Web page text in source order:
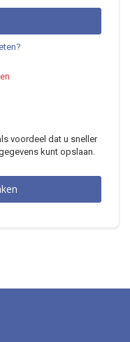
voordeel dat u sneller
kunt opslaan.